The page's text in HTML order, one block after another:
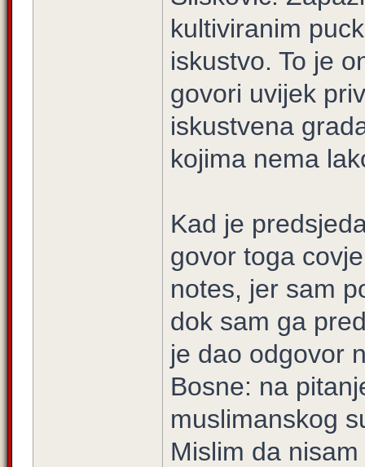
kultiviranim
iskustvo. To je
govori uvijek
iskustvena
kojima nema
Kad je
govor toga
notes, jer sam
dok sam ga
je dao odgovor
Bosne: na
muslimanskog
Mislim da